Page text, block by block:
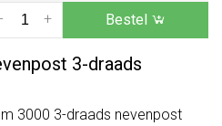
+
- Bestel
3-draads
3000 3-draads nevenpost